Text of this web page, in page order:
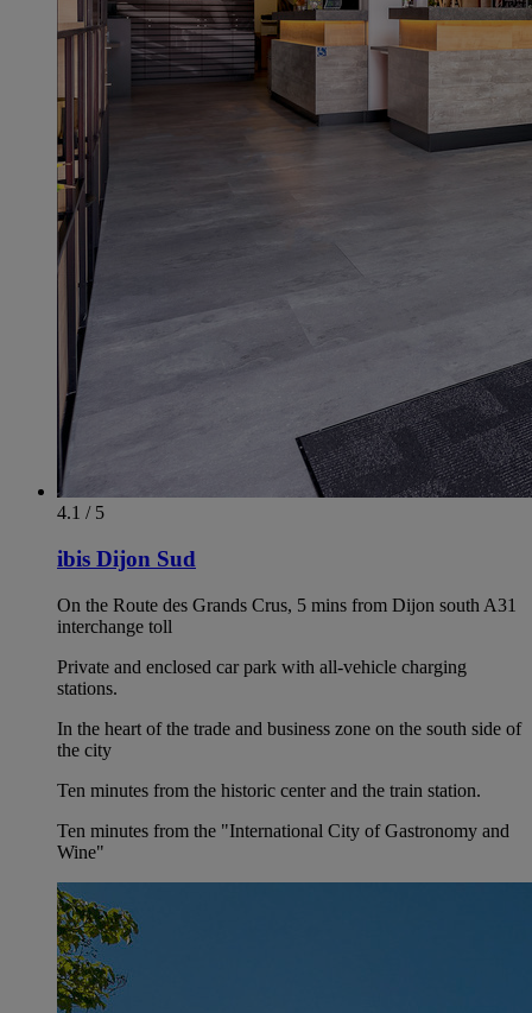
4.1 / 5
ibis Dijon Sud
On the Route des Grands Crus, 5 mins from Dijon south A31
interchange toll
Private and enclosed car park with all-vehicle charging
stations.
In the heart of the trade and business zone on the south side of
the city
Ten minutes from the historic center and the train station.
Ten minutes from the "International City of Gastronomy and
Wine"